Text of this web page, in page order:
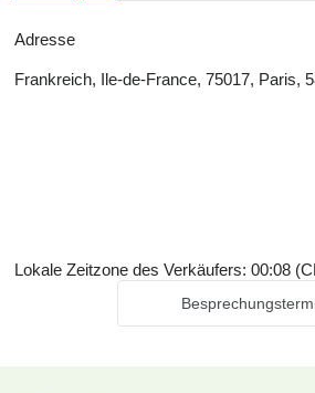
Adresse
Frankreich, Ile-de-France, 75017, Paris,
Lokale Zeitzone des Verkäufers: 00:08